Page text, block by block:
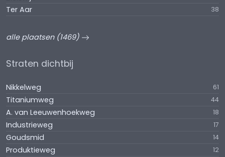
Ter Aar 38
alle plaatsen (1469)
Straten dichtbij
Nikkelweg 61
Titaniumweg 44
A. van Leeuwenhoekweg 18
Industrieweg 17
Goudsmid 14
Produktieweg 12